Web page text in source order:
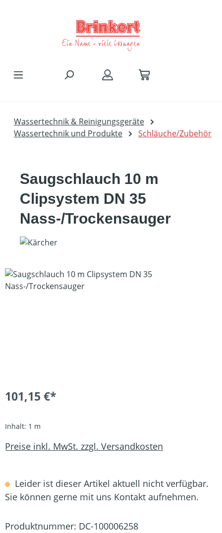
Wassertechnik & Reinigungsgeräte
Wassertechnik und Produkte
Schläuche/Zubehör
Saugschlauch 10 m
Clipsystem DN 35
Nass-/Trockensauger
Bildergalerie überspringen
101,15 €*
Inhalt: 1 m
Preise inkl. MwSt. zzgl. Versandkosten
Leider ist dieser Artikel aktuell nicht verfügbar.
Sie können gerne mit uns Kontakt aufnehmen.
Produktnummer: DC-100006258